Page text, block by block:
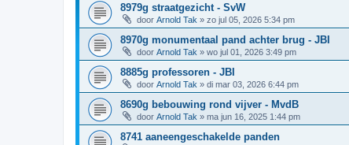
8979g straatgezicht - SvW
door Arnold Tak » zo jul 05, 2026 5:34 pm
8970g monumentaal pand achter brug - JBI
door Arnold Tak » wo jul 01, 2026 3:49 pm
8885g professoren - JBI
door Arnold Tak » di mar 03, 2026 6:44 pm
8690g bebouwing rond vijver - MvdB
door Arnold Tak » ma jun 16, 2025 1:44 pm
8741 aaneengeschakelde panden